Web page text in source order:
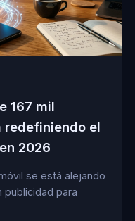
167 mil
redefiniendo el
2026
se está alejando
para